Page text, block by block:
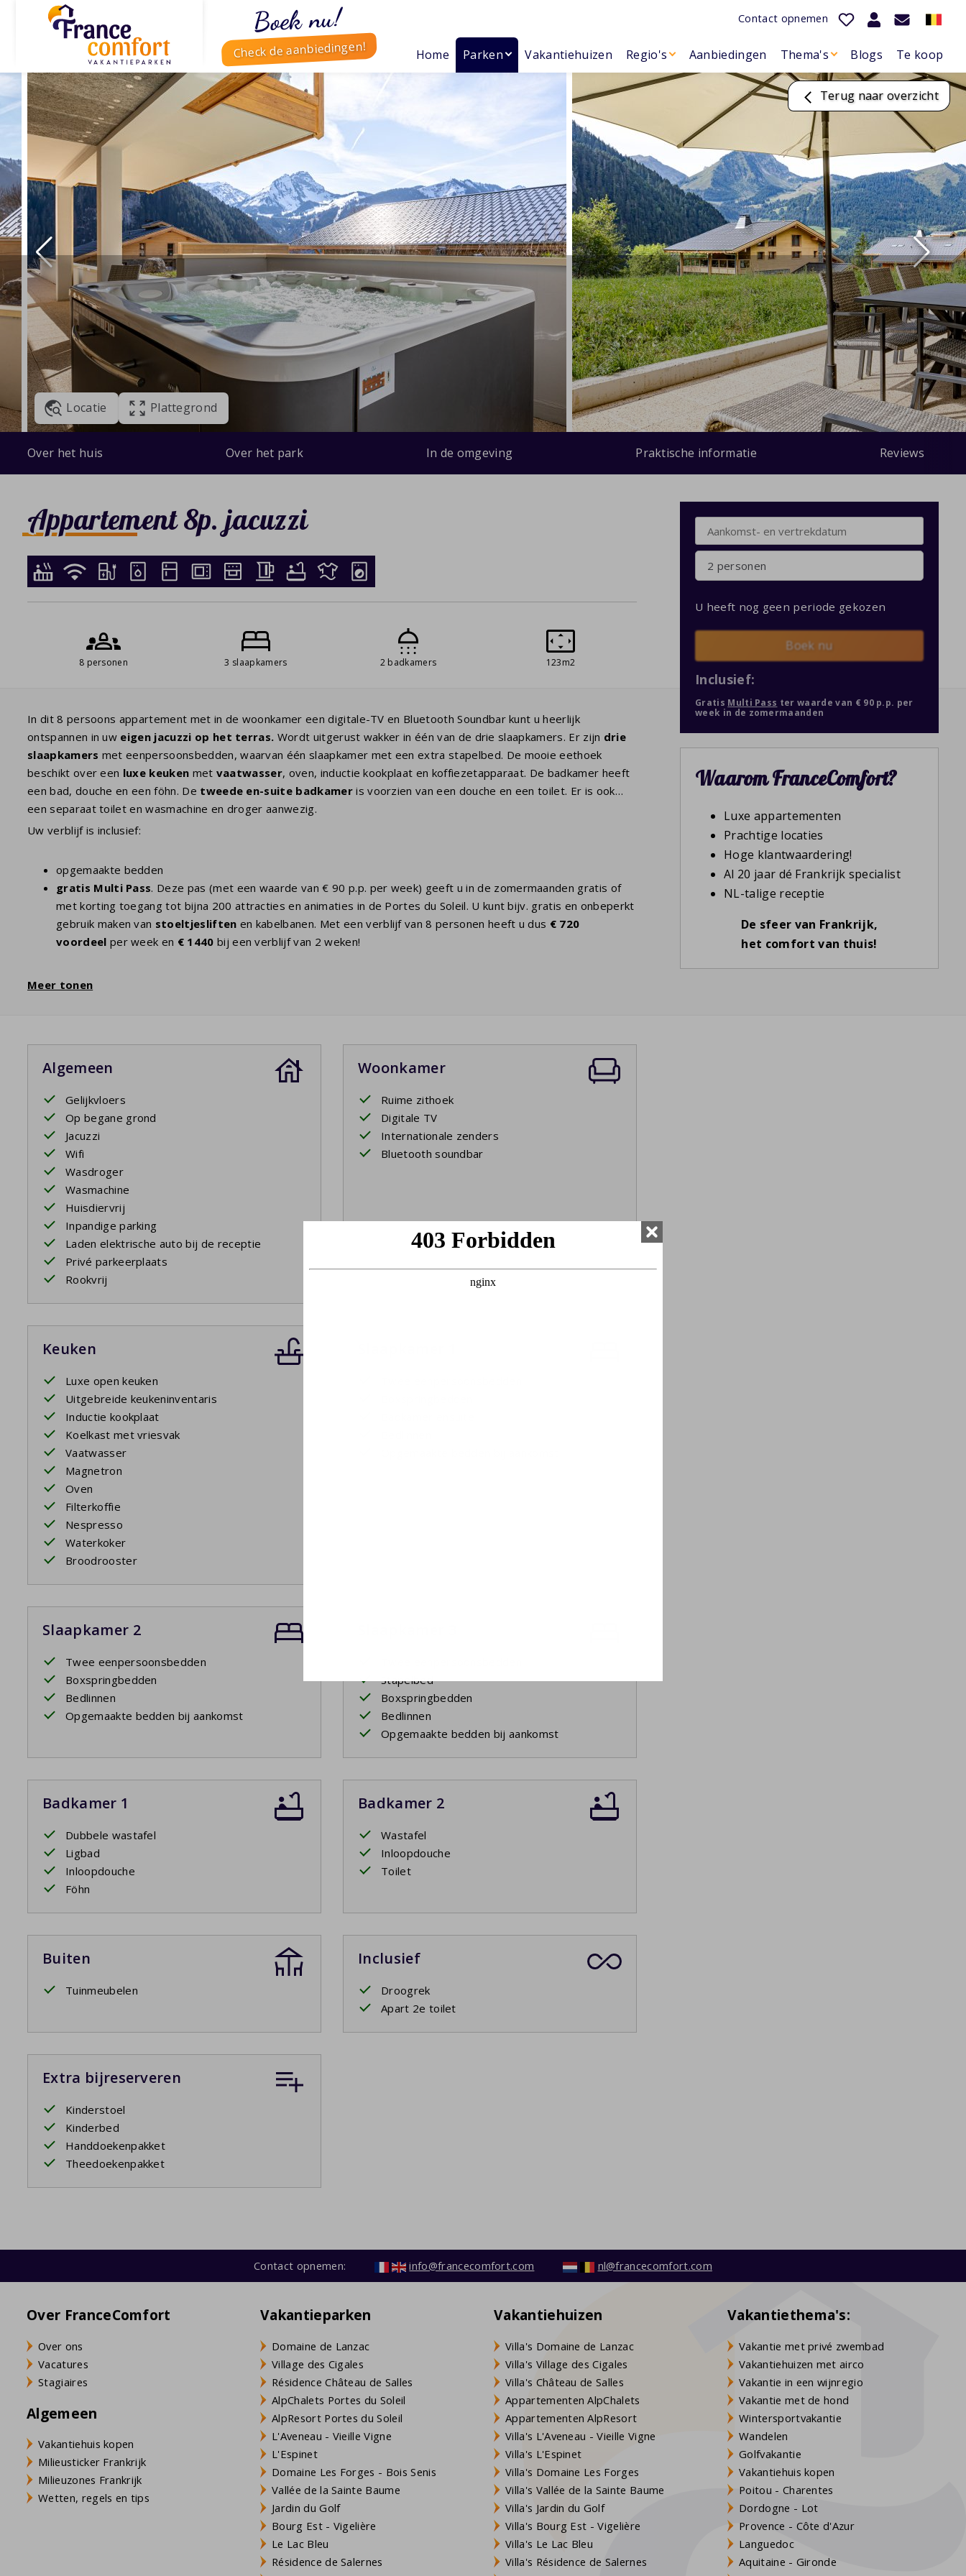
Boek nu!
Check de aanbiedingen!
Contact opnemen
Home Parken Vakantiehuizen Regio's Aanbiedingen Thema's Blogs Te koop
Terug naar overzicht
Locatie Plattegrond
Over het huis Over het park In de omgeving Praktische informatie Reviews
Appartement 8p. jacuzzi
8 personen 3 slaapkamers 2 badkamers 123m2
In dit 8 persoons appartement met in de woonkamer een digitale-TV en Bluetooth Soundbar kunt u heerlijk
ontspannen in uw eigen jacuzzi op het terras. Wordt uitgerust wakker in één van de drie slaapkamers. Er zijn drie
slaapkamers met eenpersoonsbedden, waarvan één slaapkamer met een extra stapelbed. De mooie eethoek
beschikt over een luxe keuken met vaatwasser, oven, inductie kookplaat en koffiezetapparaat. De badkamer heeft
een bad, douche en een föhn. De tweede en-suite badkameris voorzien van een douche en een toilet. Er is ook
een separaat toilet en wasmachine en droger aanwezig.
Uw verblijf is inclusief:
opgemaakte bedden
gratis Multi Pass. Deze pas (met een waarde van € 90 p.p. per week) geeft u in de zomermaanden gratis of
met korting toegang tot bijna 200 attracties en animaties in de Portes du Soleil. U kunt bijv. gratis en onbeperkt
gebruik maken van stoeltjesliften en kabelbanen. Met een verblijf van 8 personen heeft u dus € 720
voordeel per week en € 1440 bij een verblijf van 2 weken!
Meer tonen
Algemeen
Gelijkvloers
Op begane grond
Jacuzzi
Wifi
Wasdroger
Wasmachine
Huisdiervrij
Inpandige parking
Laden elektrische auto bij de receptie
Privé parkeerplaats
Rookvrij
Woonkamer
Ruime zithoek
Digitale TV
Internationale zenders
Bluetooth soundbar
Keuken
Luxe open keuken
Uitgebreide keukeninventaris
Inductie kookplaat
Koelkast met vriesvak
Vaatwasser
Magnetron
Oven
Filterkoffie
Nespresso
Waterkoker
Broodrooster
Slaapkamer 2
Twee eenpersoonsbedden
Boxspringbedden
Bedlinnen
Opgemaakte bedden bij aankomst
Stapelbed
Boxspringbedden
Bedlinnen
Opgemaakte bedden bij aankomst
Badkamer 1
Dubbele wastafel
Ligbad
Inloopdouche
Föhn
Badkamer 2
Wastafel
Inloopdouche
Toilet
Buiten
Tuinmeubelen
Inclusief
Droogrek
Apart 2e toilet
Extra bijreserveren
Kinderstoel
Kinderbed
Handdoekenpakket
Theedoekenpakket
2 personen
U heeft nog geen periode gekozen
Boek nu
Inclusief:
Gratis Multi Pass ter waarde van € 90 p.p. per
week in de zomermaanden
Waarom FranceComfort?
Luxe appartementen
Prachtige locaties
Hoge klantwaardering!
Al 20 jaar dé Frankrijk specialist
NL-talige receptie
De sfeer van Frankrijk,
het comfort van thuis!
Contact opnemen: info@francecomfort.com nl@francecomfort.com
Over FranceComfort
Over ons
Vacatures
Stagiaires
Algemeen
Vakantiehuis kopen
Milieusticker Frankrijk
Milieuzones Frankrijk
Wetten, regels en tips
Vakantieparken
Domaine de Lanzac
Village des Cigales
Résidence Château de Salles
AlpChalets Portes du Soleil
AlpResort Portes du Soleil
L'Aveneau - Vieille Vigne
L'Espinet
Domaine Les Forges - Bois Senis
Vallée de la Sainte Baume
Jardin du Golf
Bourg Est - Vigelière
Le Lac Bleu
Résidence de Salernes
Vakantiehuizen
Villa's Domaine de Lanzac
Villa's Village des Cigales
Villa's Château de Salles
Appartementen AlpChalets
Appartementen AlpResort
Villa's L'Aveneau - Vieille Vigne
Villa's L'Espinet
Villa's Domaine Les Forges
Villa's Vallée de la Sainte Baume
Villa's Jardin du Golf
Villa's Bourg Est - Vigelière
Villa's Le Lac Bleu
Villa's Résidence de Salernes
Vakantiethema's:
Vakantie met privé zwembad
Vakantiehuizen met airco
Vakantie in een wijnregio
Vakantie met de hond
Wintersportvakantie
Wandelen
Golfvakantie
Vakantiehuis kopen
Poitou - Charentes
Dordogne - Lot
Provence - Côte d'Azur
Languedoc
Aquitaine - Gironde